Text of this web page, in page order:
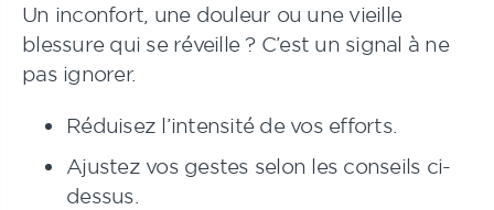
Un inconfort, une douleur ou une vieille
blessure qui se réveille ? C’est un signal à ne
pas ignorer.
Réduisez l’intensité de vos efforts.
Ajustez vos gestes selon les conseils ci-
dessus.